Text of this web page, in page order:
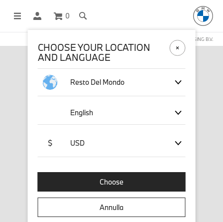
0
NEGOZIO ONLINE GESTITO DA STICHD SPORTMERCHANDISING B.V.
CHOOSE YOUR LOCATION
AND LANGUAGE
Resto Del Mondo
English
$ USD
Choose
Annulla